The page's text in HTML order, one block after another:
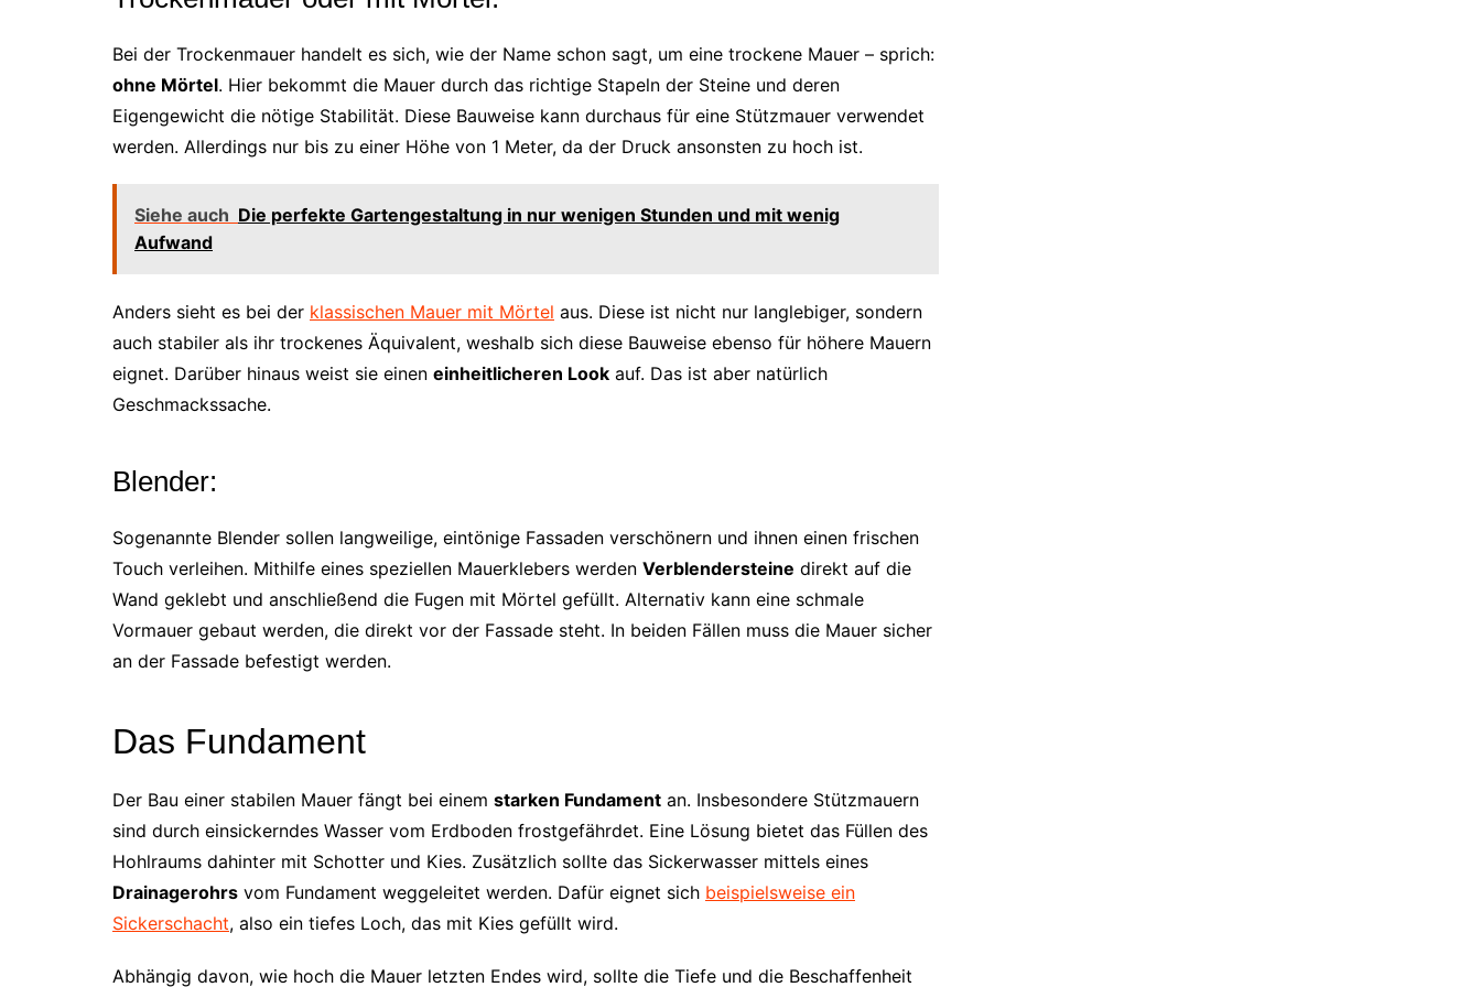
Bei der Trockenmauer handelt es sich, wie der Name schon sagt, um eine trockene Mauer – sprich:
ohne Mörtel. Hier bekommt die Mauer durch das richtige Stapeln der Steine und deren
Eigengewicht die nötige Stabilität. Diese Bauweise kann durchaus für eine Stützmauer verwendet
werden. Allerdings nur bis zu einer Höhe von 1 Meter, da der Druck ansonsten zu hoch ist.
Siehe auch Die perfekte Gartengestaltung in nur wenigen Stunden und mit wenig
Aufwand
Anders sieht es bei der klassischen Mauer mit Mörtel aus. Diese ist nicht nur langlebiger, sondern
auch stabiler als ihr trockenes Äquivalent, weshalb sich diese Bauweise ebenso für höhere Mauern
eignet. Darüber hinaus weist sie einen einheitlicheren Look auf. Das ist aber natürlich
Geschmackssache.
Blender:
Sogenannte Blender sollen langweilige, eintönige Fassaden verschönern und ihnen einen frischen
Touch verleihen. Mithilfe eines speziellen Mauerklebers werden Verblendersteine direkt auf die
Wand geklebt und anschließend die Fugen mit Mörtel gefüllt. Alternativ kann eine schmale
Vormauer gebaut werden, die direkt vor der Fassade steht. In beiden Fällen muss die Mauer sicher
an der Fassade befestigt werden.
Das Fundament
Der Bau einer stabilen Mauer fängt bei einem starken Fundament an. Insbesondere Stützmauern
sind durch einsickerndes Wasser vom Erdboden frostgefährdet. Eine Lösung bietet das Füllen des
Hohlraums dahinter mit Schotter und Kies. Zusätzlich sollte das Sickerwasser mittels eines
Drainagerohrs vom Fundament weggeleitet werden. Dafür eignet sich beispielsweise ein
Sickerschacht, also ein tiefes Loch, das mit Kies gefüllt wird.
Abhängig davon, wie hoch die Mauer letzten Endes wird, sollte die Tiefe und die Beschaffenheit